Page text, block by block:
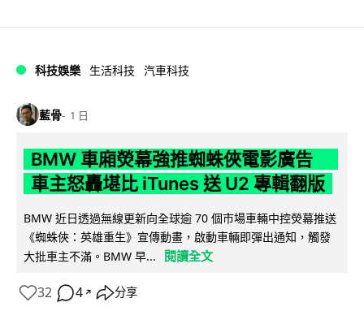
科技娛樂 生活科技 汽車科技
藍骨 1 日
BMW 車廂熒幕強推蜘蛛俠電影廣告
車主怒轟堪比 iTunes 送 U2 專輯翻版
BMW 近日透過無線更新向全球逾 70 個市場車輛中控熒幕推送
《蜘蛛俠：英雄重生》宣傳動畫，啟動車輛即彈出通知，觸發
大批車主不滿。BMW 早...
閱讀全文
32 4 ↗ 分享